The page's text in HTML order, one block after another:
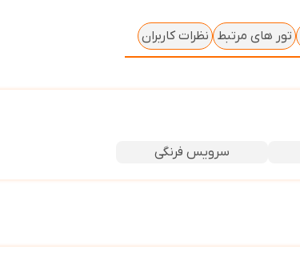
تور های مرتبط نظرات کاربران
سرویس فرنگی